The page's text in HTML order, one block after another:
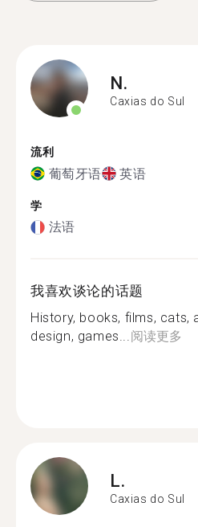
N.
Caxias do Sul
流利
葡萄牙语 英语
学
法语
我喜欢谈论的话题
History, books, films, cats,
design, games...阅读更多
L.
Caxias do Sul